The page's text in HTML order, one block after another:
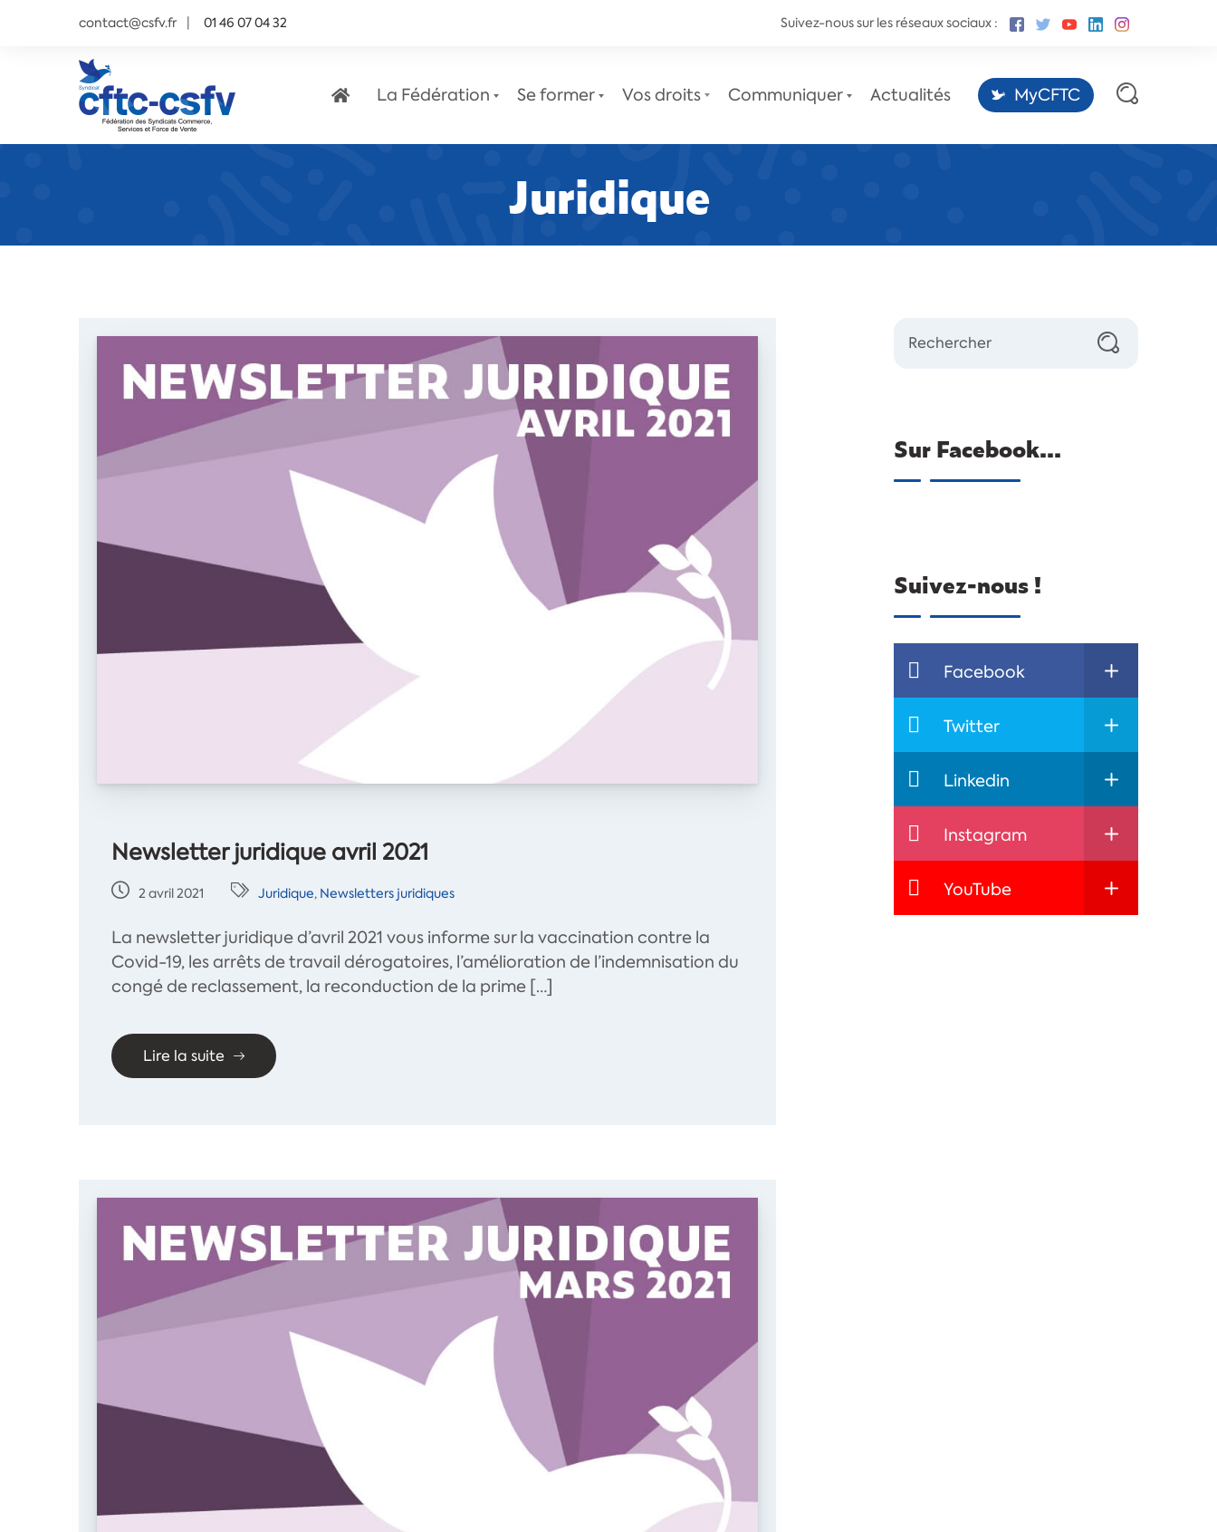
contact@csfv.fr 01 46 07 04 32 Suivez-nous sur les réseaux sociaux :
La Fédération Se former Vos droits
Le service juridique
Newsletters juridiques
Les sites des conventions
Communiquer Actualités MyCFTC
Juridique
Newsletter juridique avril 2021
2 avril 2021 Juridique, Newsletters juridiques
La newsletter juridique d’avril 2021 vous informe sur la vaccination contre la
Covid-19, les arrêts de travail dérogatoires, l’amélioration de l’indemnisation du
congé de reclassement, la reconduction de la prime […]
Lire la suite
Sur Facebook…
Suivez-nous !
Facebook
Twitter
Linkedin
Instagram
YouTube